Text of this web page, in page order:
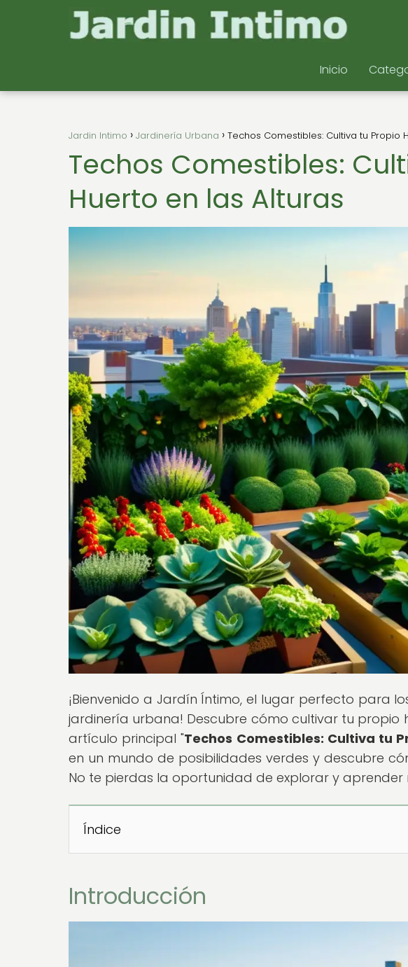
Inicio
Jardin Intimo Jardinería Urbana Techos Comestibles: Cultiva tu Propio
Techos Comestibles:
Huerto en las Alturas
¡Bienvenido a Jardín Íntimo, el lugar perfecto para
jardinería urbana! Descubre cómo cultivar tu propio
artículo principal "Techos Comestibles: Cultiva tu
en un mundo de posibilidades verdes y descubre
No te pierdas la oportunidad de explorar y
Índice
Introducción